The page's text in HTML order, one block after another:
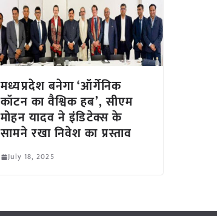
मध्यप्रदेश बनेगा ‘ऑर्गेनिक
कॉटन का वैश्विक हब’, सीएम
मोहन यादव ने इंडिटेक्स के
सामने रखा निवेश का प्रस्ताव
July 18, 2025